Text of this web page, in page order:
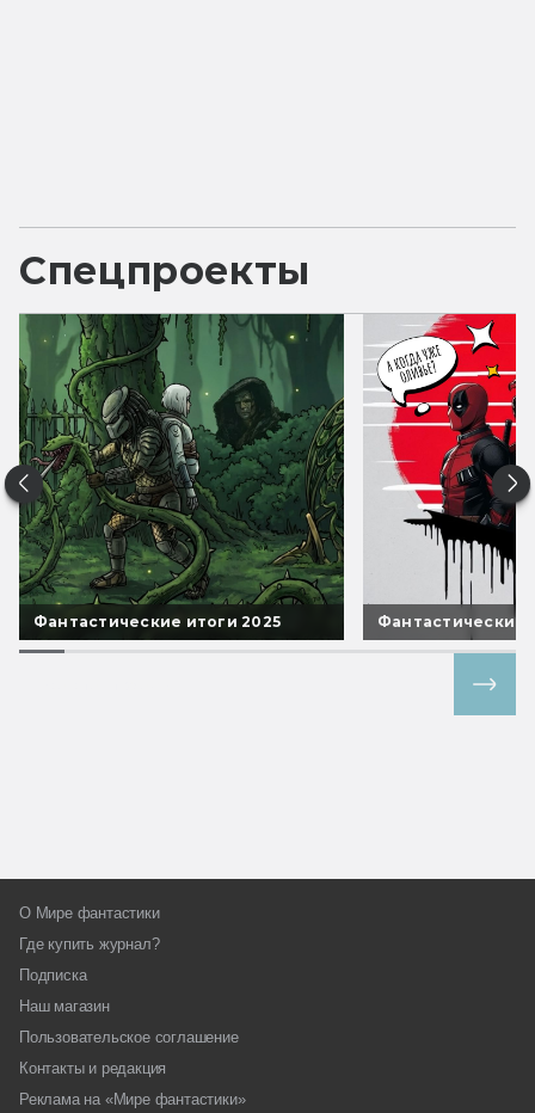
Спецпроекты
Фантастические итоги 2025 Фантастические
О Мире фантастики
Где купить журнал?
Подписка
Наш магазин
Пользовательское соглашение
Контакты и редакция
Реклама на «Мире фантастики»